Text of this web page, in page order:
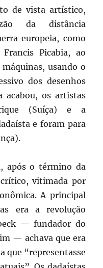
de vista artístico,
da distância
europeia, como
Picabia, ao
usando o
dos desenhos
acabou, os artistas
(Suíça) e a
e foram para
após o término da
vitimada por
A principal
era a revolução
— fundador do
— achava que era
que “representasse